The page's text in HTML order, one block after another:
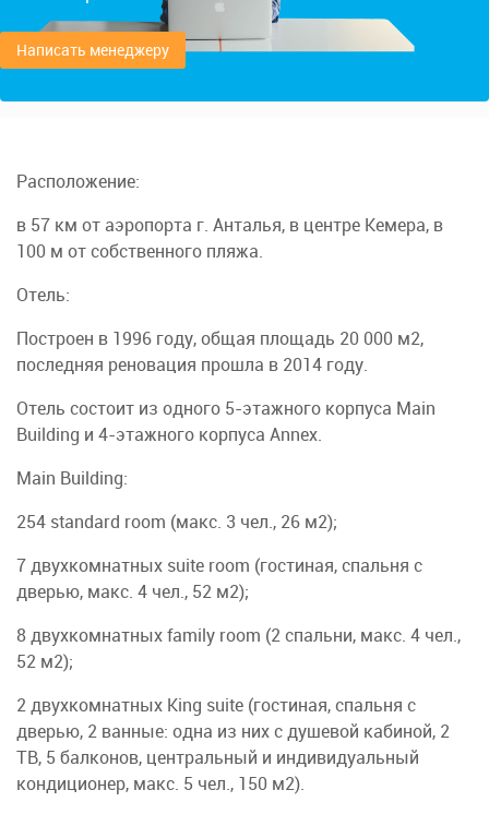
Написать менеджеру
Расположение:
в 57 км от аэропорта г. Анталья, в центре Кемера, в
100 м от собственного пляжа.
Отель:
Построен в 1996 году, общая площадь 20 000 м2,
последняя реновация прошла в 2014 году.
Отель состоит из одного 5-этажного корпуса Main
Building и 4-этажного корпуса Annex.
Main Building:
254 standard room (макс. 3 чел., 26 м2);
7 двухкомнатных suite room (гостиная, спальня с
дверью, макс. 4 чел., 52 м2);
8 двухкомнатных family room (2 спальни, макс. 4 чел.,
52 м2);
2 двухкомнатных King suite (гостиная, спальня с
дверью, 2 ванные: одна из них с душевой кабиной, 2
TВ, 5 балконов, центральный и индивидуальный
кондиционер, макс. 5 чел., 150 м2).